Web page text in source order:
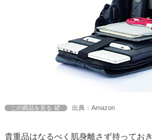
この商品を見る 出典：Amazon
貴重品はなるべく肌身離さず持ってお